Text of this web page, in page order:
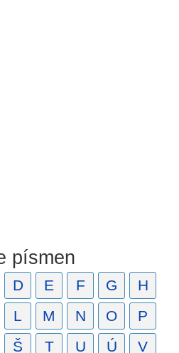
písmen
D E F G
H
L M N O
P
Š T U Ú V